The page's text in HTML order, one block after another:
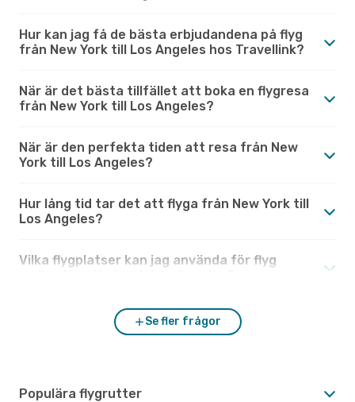
Hur kan jag få de bästa erbjudandena på flyg
från New York till Los Angeles hos Travellink?
När är det bästa tillfället att boka en flygresa
från New York till Los Angeles?
När är den perfekta tiden att resa från New
York till Los Angeles?
Hur lång tid tar det att flyga från New York till
Los Angeles?
Vilka flygplatser kan jag använda för flyg
Se fler frågor
Populära flygrutter